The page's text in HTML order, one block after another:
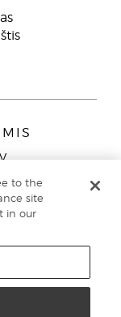
iš laidinių
to the
site
in our